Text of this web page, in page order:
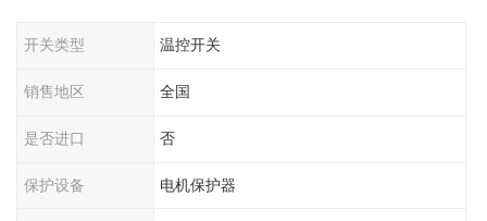
开关类型 温控开关
销售地区 全国
是否进口 否
保护设备 电机保护器